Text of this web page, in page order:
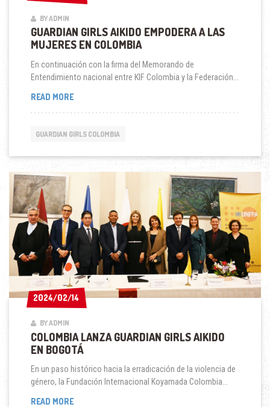
BY ADMIN
GUARDIAN GIRLS AIKIDO EMPODERA A LAS
MUJERES EN COLOMBIA
En continuación con la firma del Memorando de
Entendimiento nacional entre KIF Colombia y la Federación...
READ MOREGUARDIAN
EMPODERA
COLOMBIA
GUARDIAN GIRLS COLOMBIA
2024/02/14
2024/02/14
BY ADMIN
COLOMBIA LANZA GUARDIAN GIRLS AIKIDO
EN BOGOTÁ
En un paso histórico hacia la erradicación de la violencia de
género, la Fundación Internacional Koyamada Colombia...
READ MORECOLOMBIA